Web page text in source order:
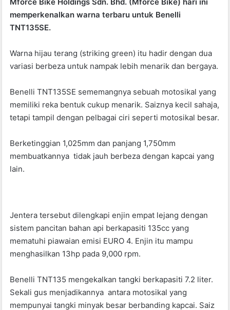
c
e
o
o
k
at
s
p
p
itt
memperkenalkan warna terbaru untuk Benelli
TNT135SE.
Warna hijau terang (striking green) itu hadir dengan dua
variasi berbeza untuk nampak lebih menarik dan bergaya.
Benelli TNT135SE sememangnya sebuah motosikal yang
memiliki reka bentuk cukup menarik. Saiznya kecil sahaja,
tetapi tampil dengan pelbagai ciri seperti motosikal besar.
Berketinggian 1,025mm dan panjang 1,750mm
membuatkannya tidak jauh berbeza dengan kapcai yang
lain.
Jentera tersebut dilengkapi enjin empat lejang dengan
sistem pancitan bahan api berkapasiti 135cc yang
mematuhi piawaian emisi EURO 4. Enjin itu mampu
menghasilkan 13hp pada 9,000 rpm.
Benelli TNT135 mengekalkan tangki berkapasiti 7.2 liter.
Sekali gus menjadikannya antara motosikal yang
mempunyai tangki minyak besar berbanding kapcai. Saiz